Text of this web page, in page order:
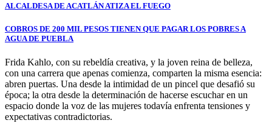
ALCALDESA DE ACATLÁN ATIZA EL FUEGO
COBROS DE 200 MIL PESOS TIENEN QUE PAGAR LOS POBRES A
AGUA DE PUEBLA
Frida Kahlo, con su rebeldía creativa, y la joven reina de belleza,
con una carrera que apenas comienza, comparten la misma esencia:
abren puertas. Una desde la intimidad de un pincel que desafió su
época; la otra desde la determinación de hacerse escuchar en un
espacio donde la voz de las mujeres todavía enfrenta tensiones y
expectativas contradictorias.